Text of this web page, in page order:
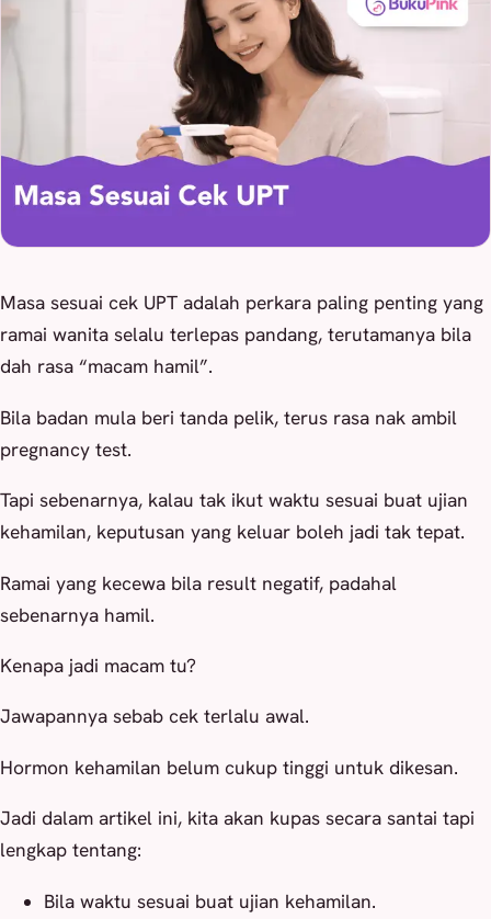
Masa sesuai cek UPT adalah perkara paling penting yang
ramai wanita selalu terlepas pandang, terutamanya bila
dah rasa “macam hamil”.
Bila badan mula beri tanda pelik, terus rasa nak ambil
pregnancy test.
Tapi sebenarnya, kalau tak ikut waktu sesuai buat ujian
kehamilan, keputusan yang keluar boleh jadi tak tepat.
Ramai yang kecewa bila result negatif, padahal
sebenarnya hamil.
Kenapa jadi macam tu?
Jawapannya sebab cek terlalu awal.
Hormon kehamilan belum cukup tinggi untuk dikesan.
Jadi dalam artikel ini, kita akan kupas secara santai tapi
lengkap tentang:
Bila waktu sesuai buat ujian kehamilan.